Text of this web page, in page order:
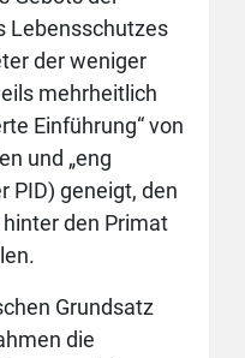
Lebensschutzes
der weniger
mehrheitlich
Einführung“ von
und „eng
PID) geneigt, den
den Primat
Grundsatz
die